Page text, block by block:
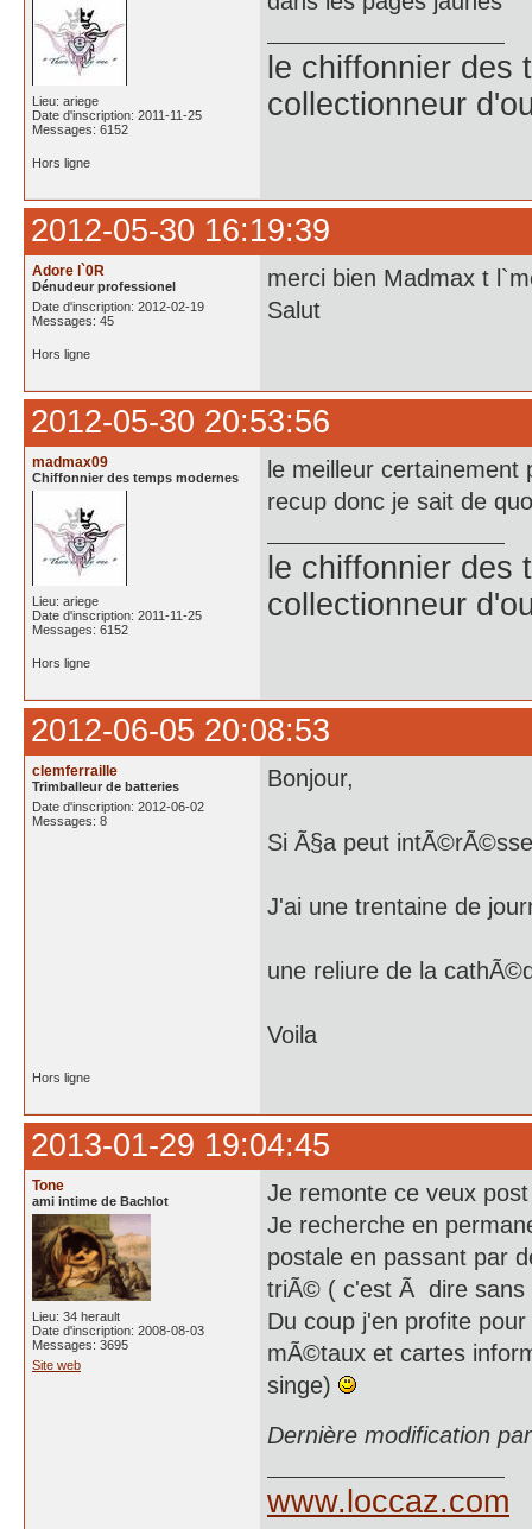
Lieu: ariege
Date d'inscription: 2011-11-25
Messages: 6152
le chiffonnier des
collectionneur
Hors ligne
2012-05-30 16:19:39
Adore l`0R
Dénudeur professionel
Date d'inscription: 2012-02-19
Messages: 45
merci bien Madmax t
Salut
Hors ligne
2012-05-30 20:53:56
madmax09
Chiffonnier des temps modernes
Lieu: ariege
Date d'inscription: 2011-11-25
Messages: 6152
le meilleur
recup donc je sait de
le chiffonnier des
collectionneur
Hors ligne
2012-06-05 20:08:53
clemferraille
Trimballeur de batteries
Date d'inscription: 2012-06-02
Messages: 8
Bonjour,
Si Ã§a peut
J'ai une trentaine de
une reliure de la
Voila
Hors ligne
2013-01-29 19:04:45
Tone
ami intime de Bachlot
Lieu: 34 herault
Date d'inscription: 2008-08-03
Messages: 3695
Site web
Je remonte ce veux
Je recherche en
postale en passant par
triÃ© ( c'est Ã dire
Du coup j'en profite
mÃ©taux et cartes
singe)
Dernière modification
www.loccaz.com